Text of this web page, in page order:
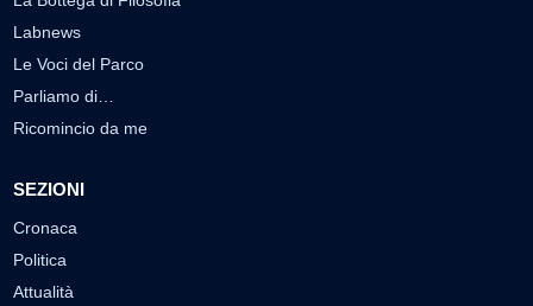
Labnews
Le Voci del Parco
Parliamo di…
Ricomincio da me
SEZIONI
Cronaca
Politica
Attualità